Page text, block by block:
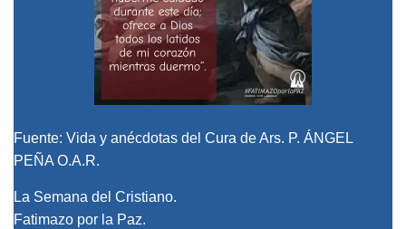
Fuente: Vida y anécdotas del Cura de Ars. P. ÁNGEL
PEÑA O.A.R.
La Semana del Cristiano.
Fatimazo por la Paz.